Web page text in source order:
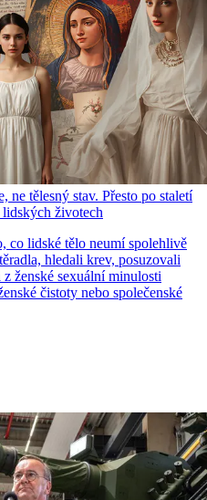
ne tělesný stav. Přesto po staletí
životech
co lidské tělo neumí spolehlivě
hledali krev, posuzovali
ženské sexuální minulosti
čistoty nebo společenské